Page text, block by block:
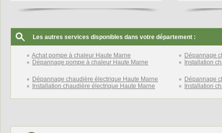
Les autres services disponibles dans votre département :
Achat pompe à chaleur Haute Marne
Dépannage pompe à chaleur Haute Marne
Dépannage
Installation
Dépannage chaudière électrique Haute Marne
Installation chaudière électrique Haute Marne
Dépannage
Installation